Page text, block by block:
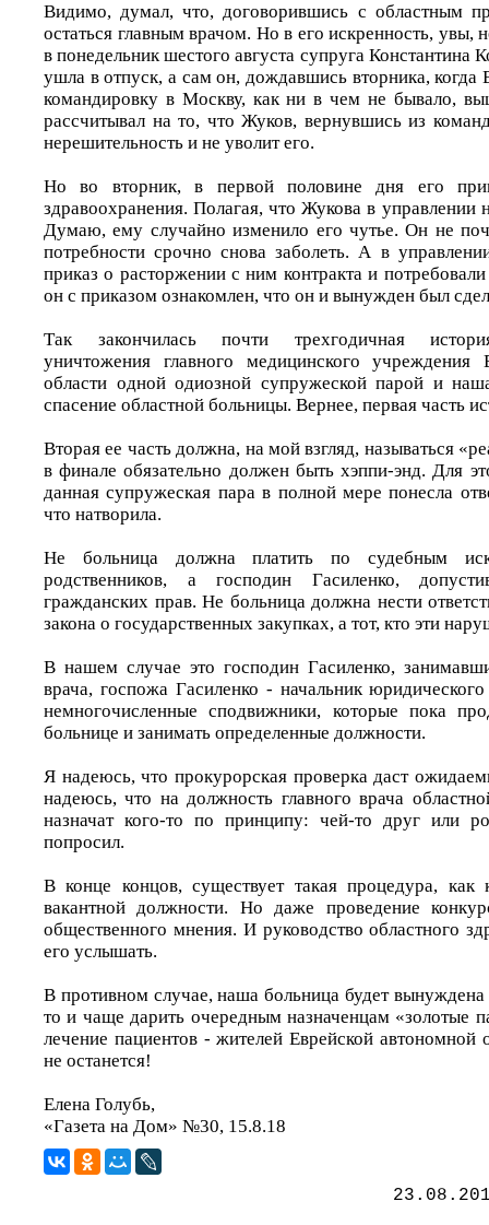
Видимо, думал, что, договорившись с областным
остаться главным врачом. Но в его искренность, увы,
в понедельник шестого августа супруга Константина
ушла в отпуск, а сам он, дождавшись вторника, когда
командировку в Москву, как ни в чем не бывало,
рассчитывал на то, что Жуков, вернувшись из
нерешительность и не уволит его.
Но во вторник, в первой половине дня его
здравоохранения. Полагая, что Жукова в управлении
Думаю, ему случайно изменило его чутье. Он не
потребности срочно снова заболеть. А в
приказ о расторжении с ним контракта и
он с приказом ознакомлен, что он и вынужден был
Так закончилась почти трехгодичная
уничтожения главного медицинского учреждения
области одной одиозной супружеской парой и
спасение областной больницы. Вернее, первая часть
Вторая ее часть должна, на мой взгляд, называться
в финале обязательно должен быть хэппи-энд. Для
данная супружеская пара в полной мере понесла
что натворила.
Не больница должна платить по судебным
родственников, а господин Гасиленко,
гражданских прав. Не больница должна нести
закона о государственных закупках, а тот, кто эти
В нашем случае это господин Гасиленко,
врача, госпожа Гасиленко - начальник
немногочисленные сподвижники, которые пока
больнице и занимать определенные должности.
Я надеюсь, что прокурорская проверка даст
надеюсь, что на должность главного врача
назначат кого-то по принципу: чей-то друг или
попросил.
В конце концов, существует такая процедура, как
вакантной должности. Но даже проведение
общественного мнения. И руководство областного
его услышать.
В противном случае, наша больница будет
то и чаще дарить очередным назначенцам «золотые
лечение пациентов - жителей Еврейской автономной
не останется!
Елена Голубь,
«Газета на Дом» №30, 15.8.18